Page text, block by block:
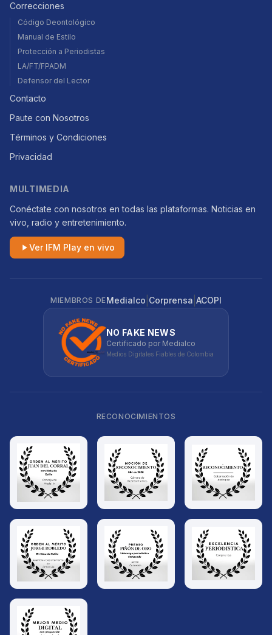
Correcciones
Código Deontológico
Manual de Estilo
Protección a Periodistas
LA/FT/FPADM
Defensor del Lector
Contacto
Paute con Nosotros
Términos y Condiciones
Privacidad
MULTIMEDIA
Conéctate con nosotros en todas las plataformas. Noticias en
vivo, radio y entretenimiento.
Ver IFM Play en vivo
MIEMBROS DEMedialco Corprensa ACOPI
NO FAKE NEWS
Certificado por Medialco
Medios Digitales Fiables de Colombia
RECONOCIMIENTOS